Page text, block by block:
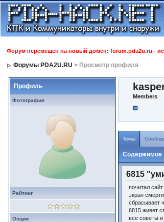
Форум перемещен на новый домен: forum.pda2u.ru -
Форумы PDA2U.RU > Просмотр профиля
Профиль
Фотография
Рейтинг
Опции
Members
Темы
Содержимое
6815
почитал
экран
сбрасывает
6815 живет
все советы и